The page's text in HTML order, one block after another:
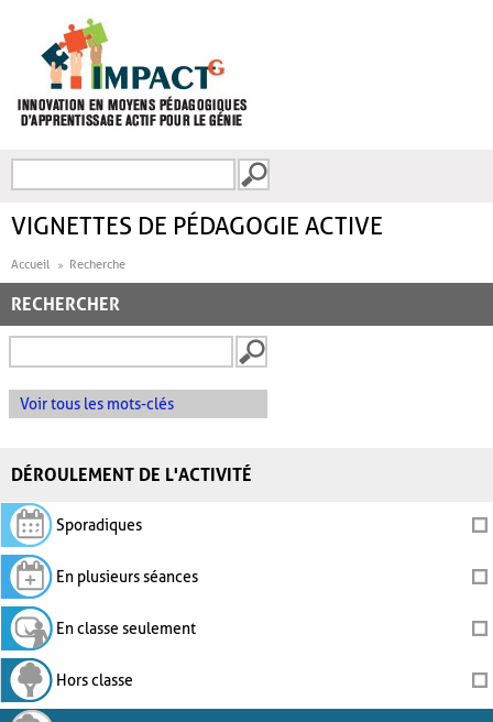
FORMULAIRE DE
VIGNETTES DE PÉDAGOGIE ACTIVE
Accueil Recherche
RECHERCHER
Voir tous les mots-clés
DÉROULEMENT DE L'ACTIVITÉ
Sporadiques
En plusieurs séances
En classe seulement
Hors classe